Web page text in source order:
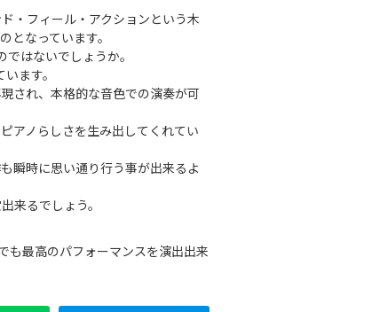
・フィール・アクションという木
なっています。
はないでしょうか。
ます。
され、本格的な音色での演奏が可
アノらしさを生み出してくれてい
瞬時に思い通り行う事が出来るよ
来るでしょう。
も最高のパフォーマンスを演出出来